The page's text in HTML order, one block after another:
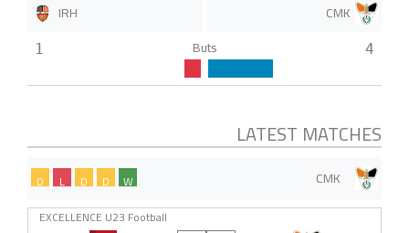
CMK
IRH
4
Buts
1
LATEST MATCHES
CMK
W
D
D
L
D
EXCELLENCE U23 Football